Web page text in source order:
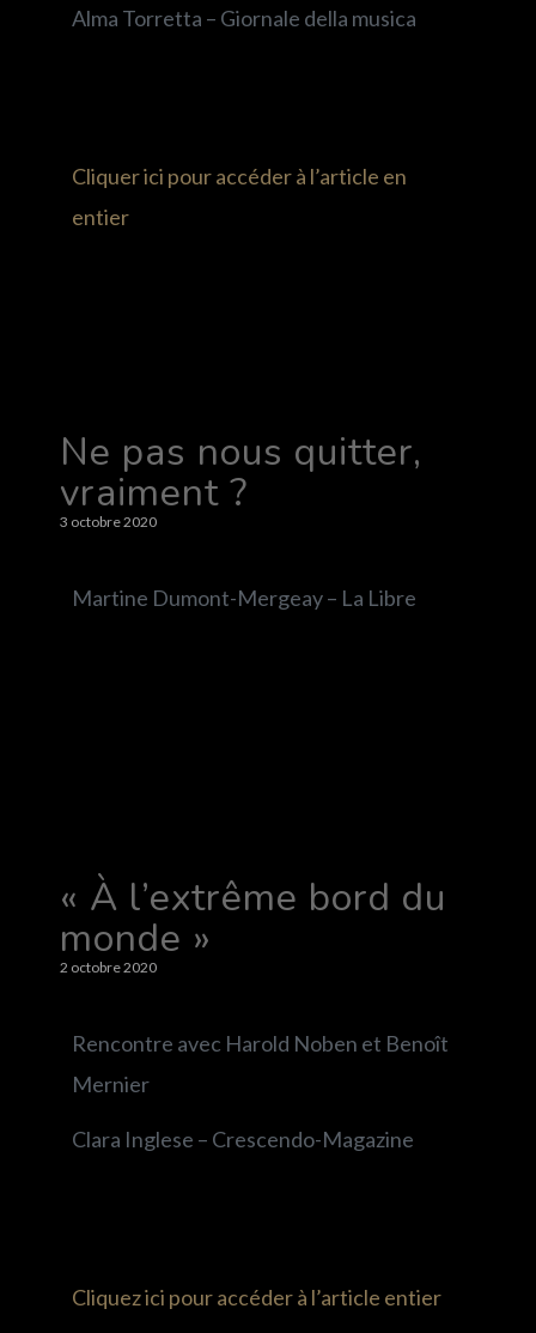
Alma Torretta – Giornale della musica
Cliquer ici pour accéder à l’article en
entier
Ne pas nous quitter,
vraiment ?
3 octobre 2020
Martine Dumont-Mergeay – La Libre
« À l’extrême bord du
monde »
2 octobre 2020
Rencontre avec Harold Noben et Benoît
Mernier
Clara Inglese – Crescendo-Magazine
Cliquez ici pour accéder à l’article entier